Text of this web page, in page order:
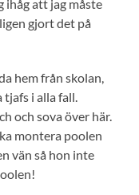
ihåg att jag måste
gjort det på
hem från skolan,
i alla fall.
och sova över här.
montera poolen
vän så hon inte